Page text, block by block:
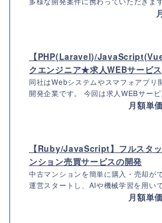
【PHP(Laravel)/
クエンジニア★求人WEBサービ
同社はWebシステムやスマフォアプリ
開発企業です。 今回は求人WEBサー
月額単
【Ruby/JavaScript】フルスタ
ンション売買サービスの開発
中古マンションを簡単に購入・売却が
運営スタートし、AIや機械学習を用い
月額単